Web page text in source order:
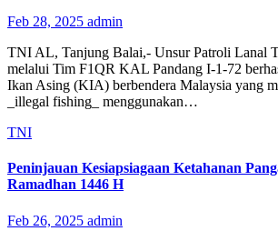
Feb 28, 2025 admin
TNI AL, Tanjung Balai,- Unsur Patroli Lanal
melalui Tim F1QR KAL Pandang I-1-72
Ikan Asing (KIA) berbendera Malaysia yang
_illegal fishing_ menggunakan…
TNI
Peninjauan Kesiapsiagaan Ketahanan
Ramadhan 1446 H
Feb 26, 2025 admin